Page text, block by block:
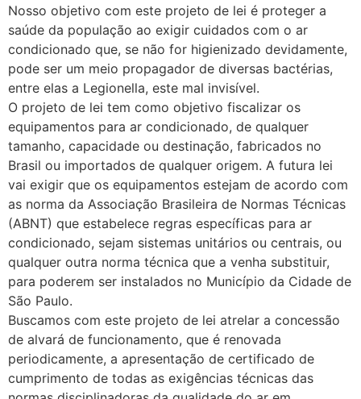
Nosso objetivo com este projeto de lei é proteger a
saúde da população ao exigir cuidados com o ar
condicionado que, se não for higienizado devidamente,
pode ser um meio propagador de diversas bactérias,
entre elas a Legionella, este mal invisível.
O projeto de lei tem como objetivo fiscalizar os
equipamentos para ar condicionado, de qualquer
tamanho, capacidade ou destinação, fabricados no
Brasil ou importados de qualquer origem. A futura lei
vai exigir que os equipamentos estejam de acordo com
as norma da Associação Brasileira de Normas Técnicas
(ABNT) que estabelece regras específicas para ar
condicionado, sejam sistemas unitários ou centrais, ou
qualquer outra norma técnica que a venha substituir,
para poderem ser instalados no Município da Cidade de
São Paulo.
Buscamos com este projeto de lei atrelar a concessão
de alvará de funcionamento, que é renovada
periodicamente, a apresentação de certificado de
cumprimento de todas as exigências técnicas das